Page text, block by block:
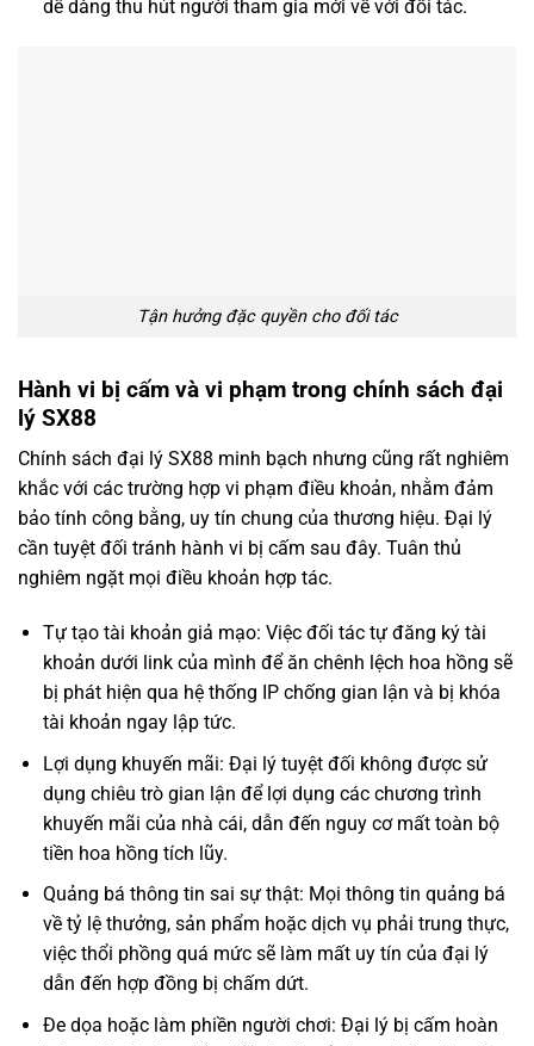
dễ dàng thu hút người tham gia mới về với đối tác.
Tận hưởng đặc quyền cho đối tác
Hành vi bị cấm và vi phạm trong chính sách đại
lý SX88
Chính sách đại lý SX88 minh bạch nhưng cũng rất nghiêm
khắc với các trường hợp vi phạm điều khoản, nhằm đảm
bảo tính công bằng, uy tín chung của thương hiệu. Đại lý
cần tuyệt đối tránh hành vi bị cấm sau đây. Tuân thủ
nghiêm ngặt mọi điều khoản hợp tác.
Tự tạo tài khoản giả mạo: Việc đối tác tự đăng ký tài
khoản dưới link của mình để ăn chênh lệch hoa hồng sẽ
bị phát hiện qua hệ thống IP chống gian lận và bị khóa
tài khoản ngay lập tức.
Lợi dụng khuyến mãi: Đại lý tuyệt đối không được sử
dụng chiêu trò gian lận để lợi dụng các chương trình
khuyến mãi của nhà cái, dẫn đến nguy cơ mất toàn bộ
tiền hoa hồng tích lũy.
Quảng bá thông tin sai sự thật: Mọi thông tin quảng bá
về tỷ lệ thưởng, sản phẩm hoặc dịch vụ phải trung thực,
việc thổi phồng quá mức sẽ làm mất uy tín của đại lý
dẫn đến hợp đồng bị chấm dứt.
Đe dọa hoặc làm phiền người chơi: Đại lý bị cấm hoàn